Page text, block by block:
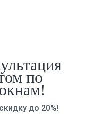
по
до 20%!